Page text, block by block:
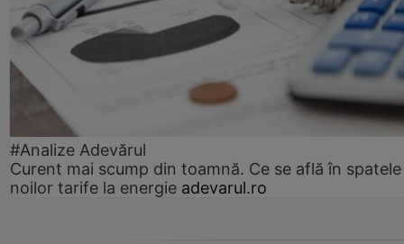
#Analize Adevărul
Curent mai scump din toamnă. Ce se află în spatele
noilor tarife la energie adevarul.ro